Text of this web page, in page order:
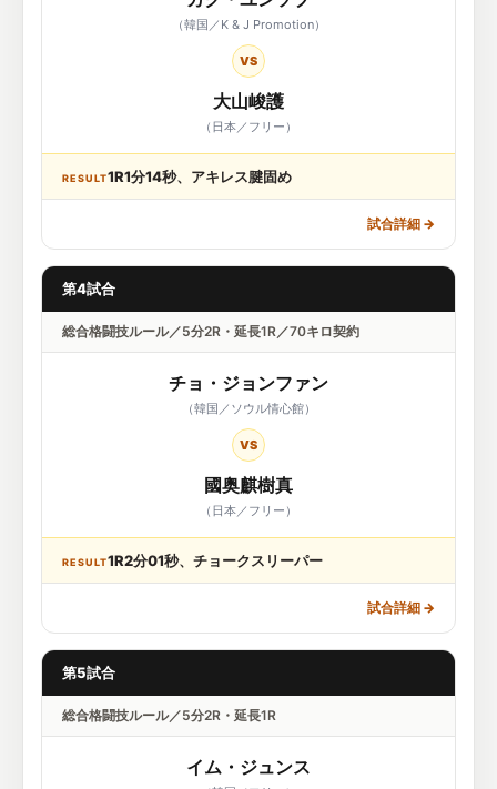
（韓国／K & J Promotion）
VS
大山峻護
（日本／フリー）
RESULT1R1分14秒、アキレス腱固め
試合詳細 →
第4試合
総合格闘技ルール／5分2R・延長1R／70キロ契約
チョ・ジョンファン
（韓国／ソウル情心館）
VS
國奥麒樹真
（日本／フリー）
RESULT1R2分01秒、チョークスリーパー
試合詳細 →
第5試合
総合格闘技ルール／5分2R・延長1R
イム・ジュンス